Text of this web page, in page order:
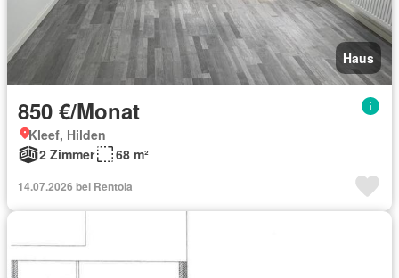
Haus
850 €/Monat
Kleef, Hilden
2 Zimmer
68 m²
14.07.2026 bei Rentola